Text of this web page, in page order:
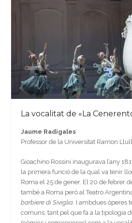
La vocalitat de «La
Jaume Radigales
Professor de la Universitat Ramon
Gioachino Rossini inaugurava l’any
la primera funció de la qual va tenir
Roma el 25 de gener. El 20 de febrer
també a Roma però al Teatro
barbiere di Siviglia . I ambdues òperes
comuns, tant pel que fa a la tipologia